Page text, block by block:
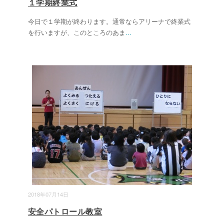
１学期終業式
今日で１学期が終わります。通常ならアリーナで終業式
を行いますが、このところのあま ...
2018年07月14日
安全パトロール教室